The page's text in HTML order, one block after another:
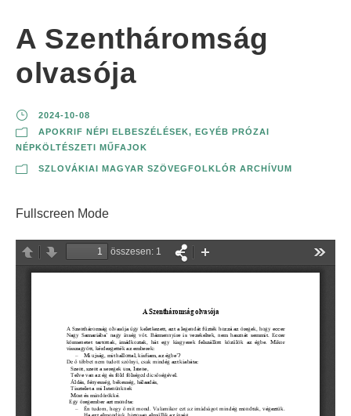
A Szentháromság
olvasója
2024-10-08
APOKRIF NÉPI ELBESZÉLÉSEK, EGYÉB PRÓZAI
NÉPKÖLTÉSZETI MŰFAJOK
SZLOVÁKIAI MAGYAR SZÖVEGFOLKLÓR ARCHÍVUM
Fullscreen Mode